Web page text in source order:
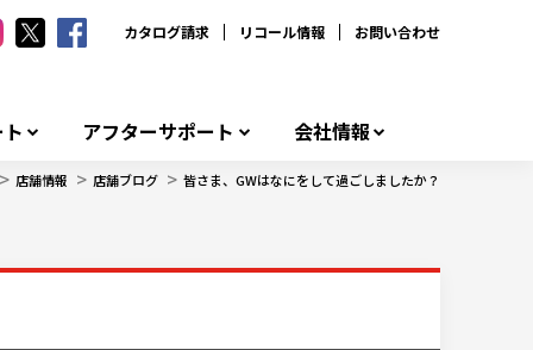
カタログ請求 リコール情報 お問い合わせ
アフターサポート 会社情報
> 店舗情報 > 店舗ブログ > 皆さま、GWはなにをして過ごしましたか？